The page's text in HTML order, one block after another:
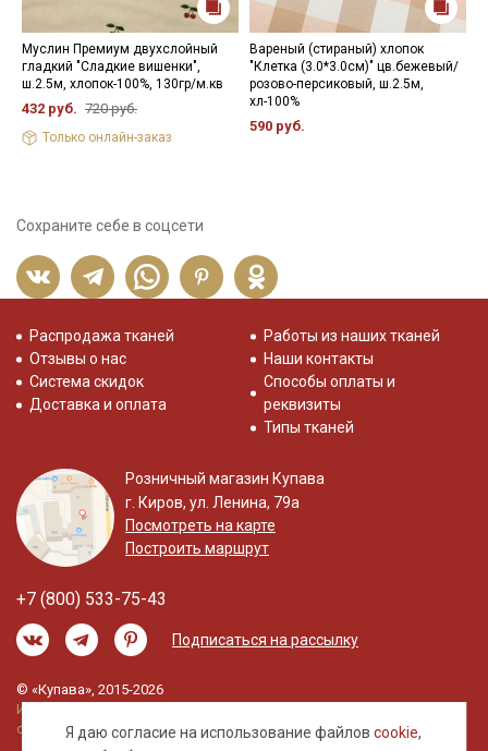
Муслин Премиум двухслойный
гладкий "Сладкие вишенки",
ш.2.5м, хлопок-100%, 130гр/м.кв
432 руб. 720 руб.
Только онлайн-заказ
Вареный (стираный) хлопок
"Клетка (3.0*3.0см)" цв.бежевый/
розово-персиковый, ш.2.5м,
хл-100%
590 руб.
Сохраните себе в соцсети
Я даю согласие на использование файловcookie,
Распродажа тканей
Отзывы о нас
Система скидок
Доставка и оплата
Работы из наших тканей
Наши контакты
Способы оплаты и
реквизиты
Типы тканей
Розничный магазин Купава
г. Киров, ул. Ленина, 79а
Посмотреть на карте
Построить маршрут
+7 (800) 533-75-43
Подписаться на рассылку
© «Купава», 2015-2026
Информация на сайте не является публичной
офертой.